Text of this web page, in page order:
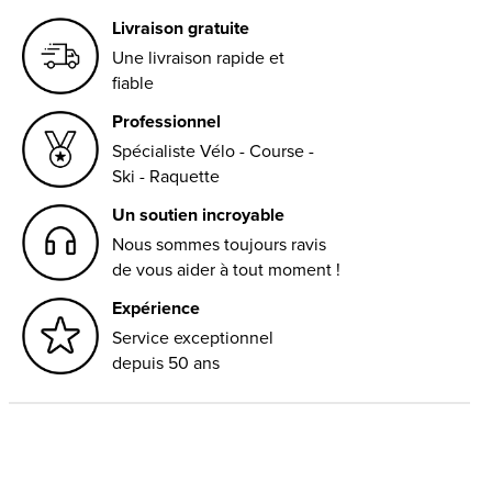
Livraison gratuite
Une livraison rapide et
fiable
Professionnel
Spécialiste Vélo - Course -
Ski - Raquette
Un soutien incroyable
Nous sommes toujours ravis
de vous aider à tout moment !
Expérience
Service exceptionnel
depuis 50 ans